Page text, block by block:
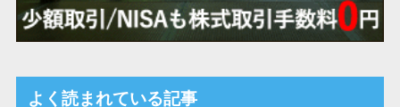
よく読まれている記事